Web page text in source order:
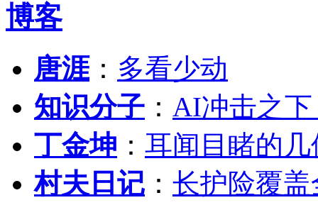
博客
唐涯： 多看少动
知识分子 ： AI冲击之
丁金坤 ： 耳闻目睹的
村夫日记 ： 长护险覆